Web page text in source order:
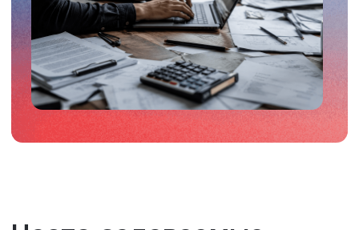
+7 (912) 243-91-41
+7 (343) 286-52-96 (доб.406)
Директор
г. Екатеринбург, ул. Мамина-
Сибиряка, 101, 8 этаж, офис 8.12
Фактический адрес